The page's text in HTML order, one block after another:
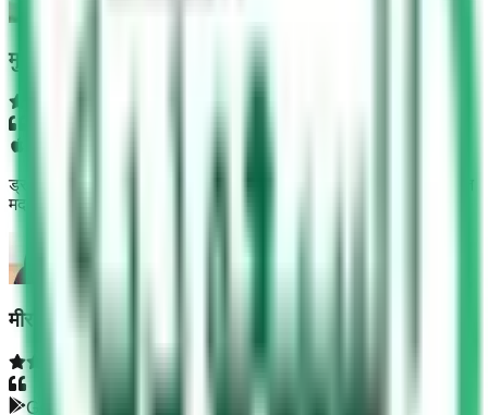
मुहम्मद नोमन
ड्राइविंग स्कूल जाने से पहले यह ऐप इस्तेमाल किया जा सकता है और यह बहुत
मददगार है। हम इसमें से सभी जानकारी प्राप्त कर सकते हैं।
मीरा बार
Google Play